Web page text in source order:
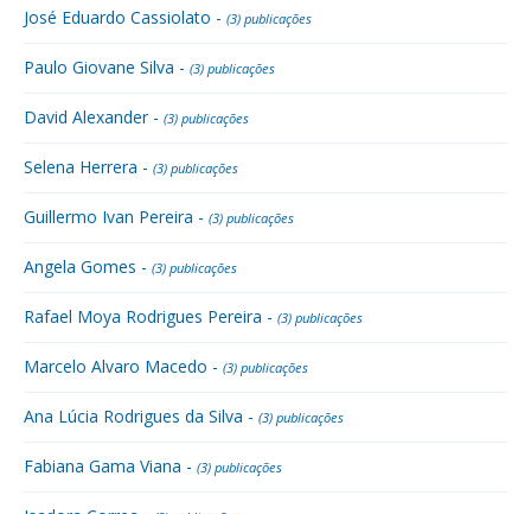
José Eduardo Cassiolato - (3) publicações
Paulo Giovane Silva - (3) publicações
David Alexander - (3) publicações
Selena Herrera - (3) publicações
Guillermo Ivan Pereira - (3) publicações
Angela Gomes - (3) publicações
Rafael Moya Rodrigues Pereira - (3) publicações
Marcelo Alvaro Macedo - (3) publicações
Ana Lúcia Rodrigues da Silva - (3) publicações
Fabiana Gama Viana - (3) publicações